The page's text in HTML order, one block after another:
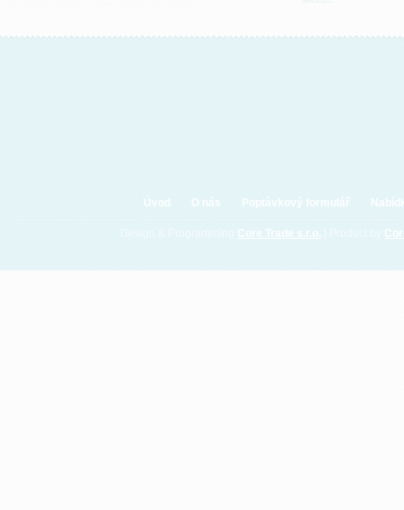
Úvod O nás Poptávkový formulář
Core Trade s.r.o.